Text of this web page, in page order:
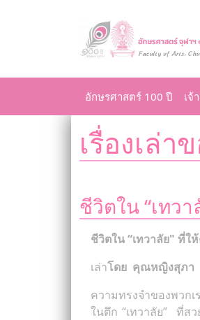
อักษรศาสตร์ 100 ปี เจ้
เรื่องเล่า
ชีวิตใน “เทว
ชีวิตใน “เทวาลัย" ที่ใ
เล่าโดย คุณหญิงสุภา
ความทรงจำของพวก
ในตึก “เทวาลัย” ที่ส